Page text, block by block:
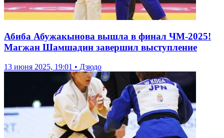
Абиба Абужакынова вышла в финал ЧМ-2025!
Магжан Шамшадин завершил выступление
13 июня 2025, 19:01 • Дзюдо